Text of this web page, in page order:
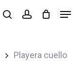
searchaccount
Menu
Playera cuello